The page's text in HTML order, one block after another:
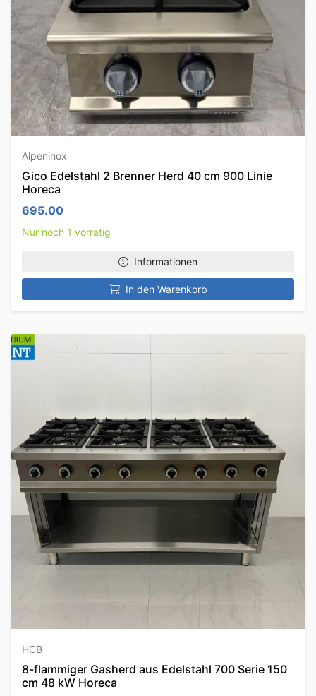
Alpeninox
Gico Edelstahl 2 Brenner Herd 40 cm 900 Linie
Horeca
695.00
Nur noch 1 vorrätig
Informationen
In den Warenkorb
HCB
8-flammiger Gasherd aus Edelstahl 700 Serie 150
cm 48 kW Horeca